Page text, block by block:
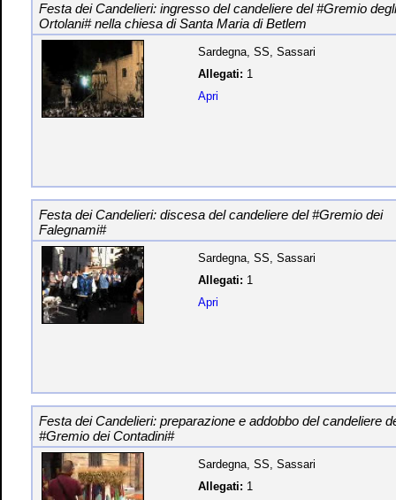
Festa dei Candelieri: ingresso del candeliere del #Gremio degli
Ortolani# nella chiesa di Santa Maria di Betlem
Sardegna, SS, Sassari
Allegati: 1
Apri
Festa dei Candelieri: discesa del candeliere del #Gremio dei
Falegnami#
Sardegna, SS, Sassari
Allegati: 1
Apri
Festa dei Candelieri: preparazione e addobbo del candeliere
#Gremio dei Contadini#
Sardegna, SS, Sassari
Allegati: 1